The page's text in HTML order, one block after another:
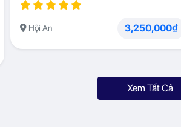
Hội An 3,250,000₫
Xem Tất Cả